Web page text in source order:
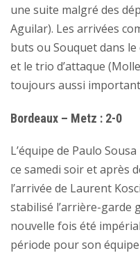
une suite malgré des
Aguilar). Les arrivées
buts ou Souquet dans
et le trio d’attaque
toujours aussi
Bordeaux – Metz : 2-0
L’équipe de Paulo
ce samedi soir et après
l’arrivée de Laurent
stabilisé l’arrière-garde
nouvelle fois été
période pour son